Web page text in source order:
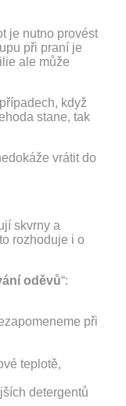
je nutno provést
při praní je
ale může
když
stane, tak
vrátit do
skvrny a
rozhoduje i o
oděvů“:
při
teplotě,
detergentů